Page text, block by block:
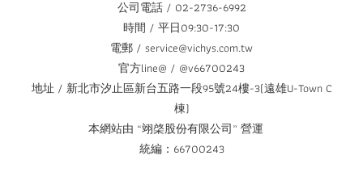
公司電話 / 02-2736-6992
時間 / 平日09:30-17:30
電郵 / service@vichys.com.tw
官方line@ / @v66700243
地址 / 新北市汐止區新台五路一段95號24樓-3(遠雄U-Town C
棟)
本網站由 “翊棨股份有限公司” 營運
統編：66700243